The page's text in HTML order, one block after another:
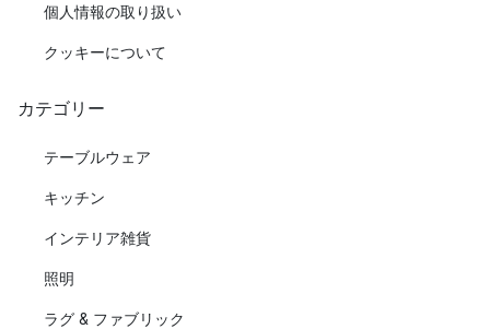
個人情報の取り扱い
クッキーについて
カテゴリー
テーブルウェア
キッチン
インテリア雑貨
照明
ラグ & ファブリック